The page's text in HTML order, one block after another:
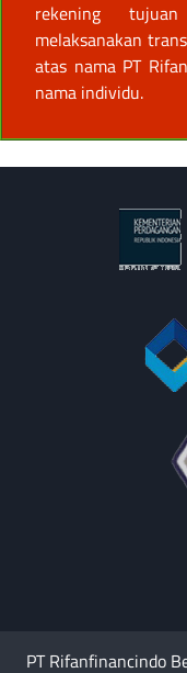
rekening
melaksanakan
atas nama PT
nama individu.
PT Rifanfinancindo